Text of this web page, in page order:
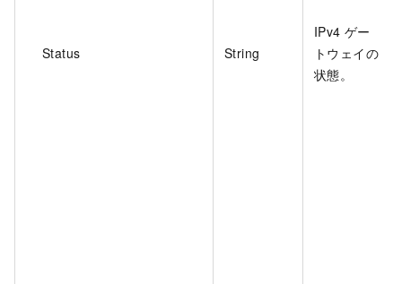
Status String
IPv4 ゲー
トウェイの
状態。